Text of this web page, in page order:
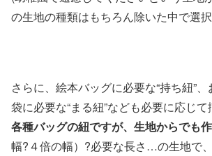
の生地の種類はもちろん除いた中で選
さらに、絵本バッグに必要な“持ち紐”
袋に必要な“まる紐”なども必要に応じて
各種バッグの紐ですが、生地からでも作
幅?４倍の幅）?必要な長さ…の生地で